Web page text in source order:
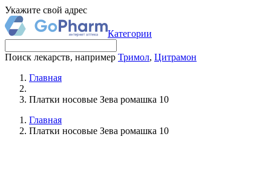
Укажите свой адрес
Категории
Поиск лекарств, например Тримол, Цитрамон
Главная
Платки носовые Зева ромашка 10
Главная
Платки носовые Зева ромашка 10